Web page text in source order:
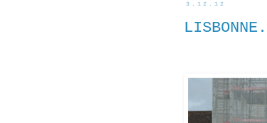
3.12.12
LISBONNE.